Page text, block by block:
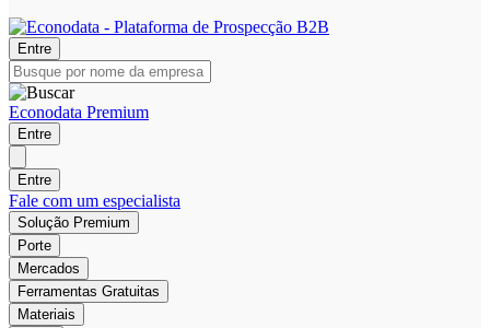
Entre
Econodata Premium
Entre
Entre
Fale com um especialista
Solução Premium
Porte
Mercados
Ferramentas Gratuitas
Materiais